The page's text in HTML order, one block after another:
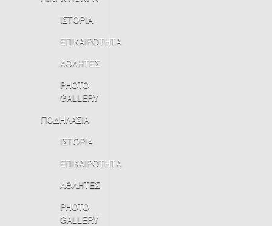
ΙΣΤΟΡΙΑ
ΕΠΙΚΑΙΡΟΤΗΤΑ
ΑΘΛΗΤΕΣ
PHOTO
GALLERY
ΠΟΔΗΛΑΣΙΑ
ΙΣΤΟΡΙΑ
ΕΠΙΚΑΙΡΟΤΗΤΑ
ΑΘΛΗΤΕΣ
PHOTO
GALLERY